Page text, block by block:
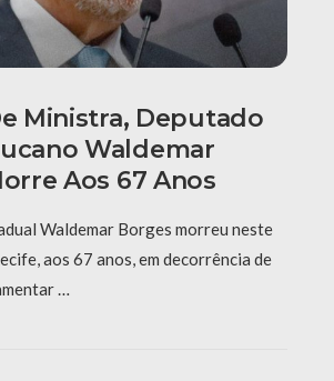
Ministra, Deputado
Waldemar
Aos 67 Anos
Waldemar Borges morreu neste
aos 67 anos, em decorrência de
…